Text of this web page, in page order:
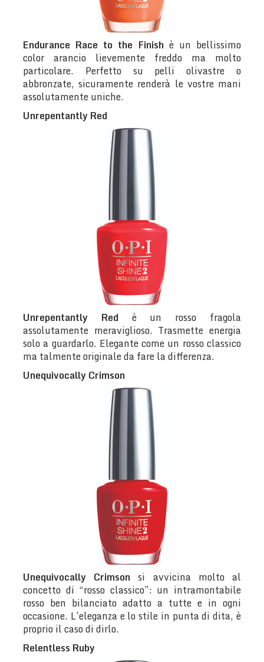
Endurance Race to the Finishè un bellissimo
color arancio lievemente freddo ma molto
particolare. Perfetto su pelli olivastre o
abbronzate, sicuramente renderà le vostre mani
assolutamente uniche.
Unrepentantly Red
Unrepentantly Red è un rosso fragola
assolutamente meraviglioso. Trasmette energia
solo a guardarlo. Elegante come un rosso classico
ma talmente originale da fare la differenza.
Unequivocally Crimson
Unequivocally Crimson si avvicina molto al
concetto di “rosso classico”: un intramontabile
rosso ben bilanciato adatto a tutte e in ogni
occasione. L’eleganza e lo stile in punta di dita, è
proprio il caso di dirlo.
Relentless Ruby